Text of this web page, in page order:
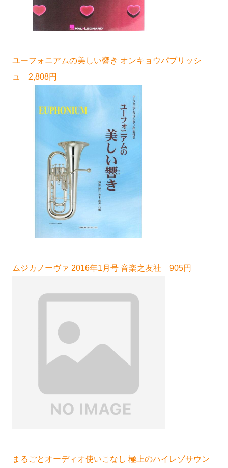
ユーフォニアムの美しい響き オンキョウパブリッシ
ュ 2,808円
ムジカノーヴァ 2016年1月号 音楽之友社 905円
まるごとオーディオ使いこなし 極上のハイレゾサウン